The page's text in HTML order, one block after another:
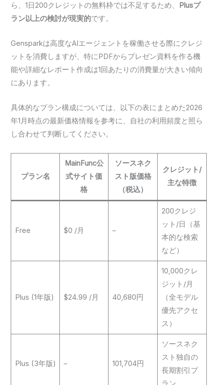
ら、1日200クレジットの無料枠では不足するため、 Plusプ
ラン以上の検討が現実的です。
Gensparkは高度なAIエージェントを稼働させる際にクレジ
ットを消費しますが、特にPDFからプレゼン資料を作る機
能や詳細なレポート作成は1回あたりの消費量が大きい傾向
にあります。
具体的なプラン構成については、以下の表にまとめた2026
年1月時点の最新価格情報を参考に、自社の利用頻度と照ら
し合わせて判断してください。
プラン名
MainFunc公
式サイト価
格
ソースネク
スト版価格
（税込）
クレジット/
主な特徴
Free $0 /月 –
200クレジ
ット/日（基
本的な検索
など）
Plus (1年版) $24.99 /月 40,680円
10,000クレ
ジット/月
（全モデル
優先アクセ
ス）
Plus (3年版) – 101,704円
ソースネク
スト独自の
長期割引プ